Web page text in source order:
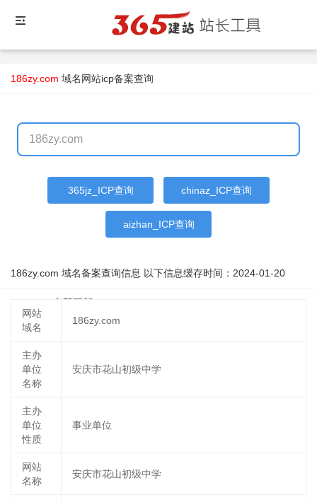
186zy.com 域名网站icp备案查询
365jz_ICP查询 chinaz_ICP查询
aizhan_ICP查询
186zy.com 域名备案查询信息 以下信息缓存时间： 2024-01-20
立即更新
网站
域名
186zy.com
主办
单位
名称
安庆市花山初级中学
主办
单位
性质
事业单位
网站
名称
安庆市花山初级中学